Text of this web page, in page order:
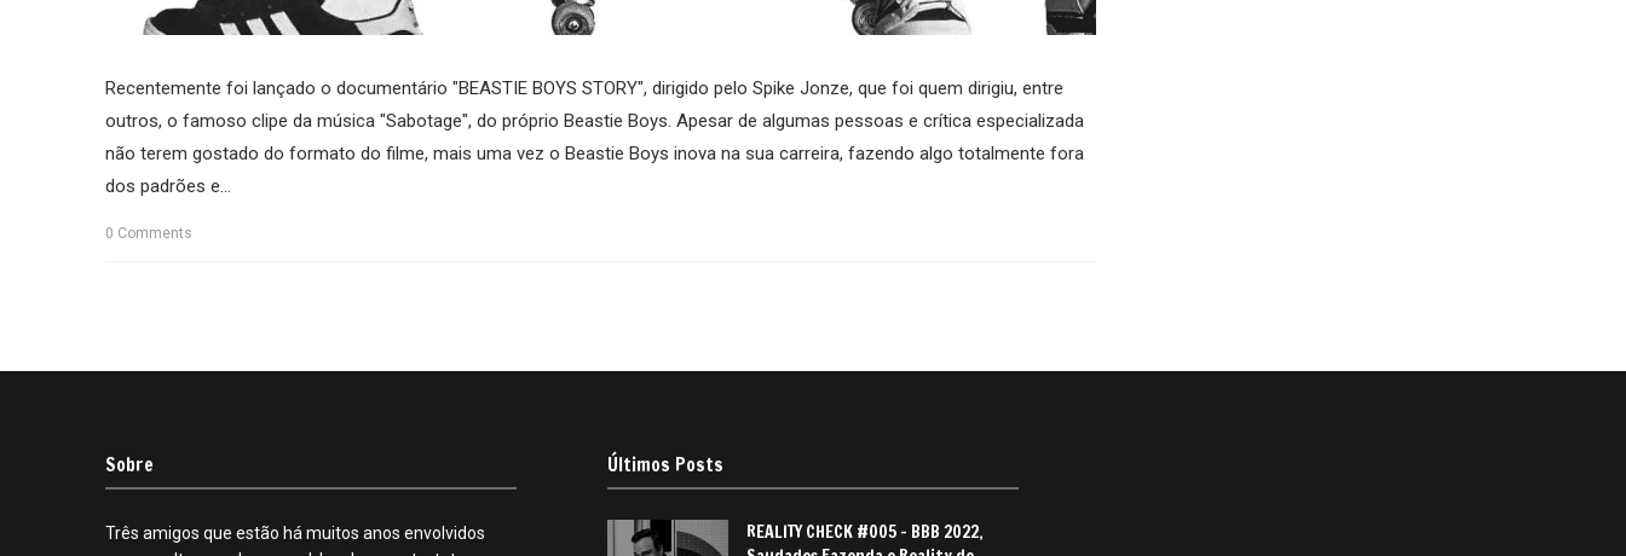
Recentemente foi lançado o documentário "BEASTIE BOYS STORY", dirigido pelo Spike Jonze, que foi quem dirigiu, entre
outros, o famoso clipe da música "Sabotage", do próprio Beastie Boys. Apesar de algumas pessoas e crítica especializada
não terem gostado do formato do filme, mais uma vez o Beastie Boys inova na sua carreira, fazendo algo totalmente fora
dos padrões e...
0 Comments
Sobre
Três amigos que estão há muitos anos envolvidos
Últimos Posts
REALITY CHECK #005 – BBB 2022,